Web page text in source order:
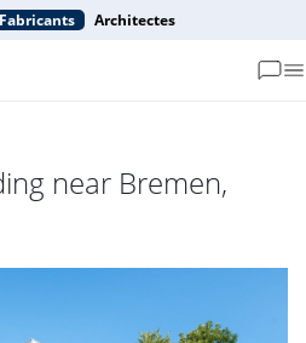
Fabricants Architectes
near Bremen,